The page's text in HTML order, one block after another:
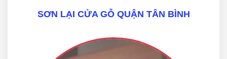
SƠN LẠI CỬA GỖ QUẬN TÂN BÌNH